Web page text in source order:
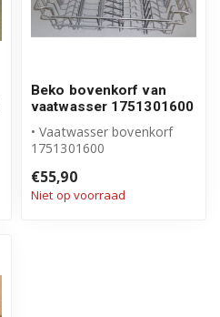
Beko bovenkorf van
vaatwasser 1751301600
• Vaatwasser bovenkorf
1751301600
• Origineel Beko produ...
€55,90
Niet op voorraad